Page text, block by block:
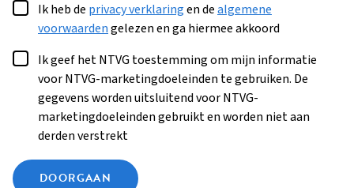
Ik heb de privacy verklaringen dealgemene
voorwaardengelezen en ga hiermee akkoord
Ik geef het NTVG toestemming om mijn informatie
voor NTVG-marketingdoeleinden te gebruiken. De
gegevens worden uitsluitend voor NTVG-
marketingdoeleinden gebruikt en worden niet aan
derden verstrekt
DOORGAAN